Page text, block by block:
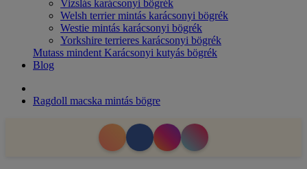
Vizslás karácsonyi bögrék
Welsh terrier mintás karácsonyi bögrék
Westie mintás karácsonyi bögrék
Yorkshire terrieres karácsonyi bögrék
Mutass mindent Karácsonyi kutyás bögrék
Blog
Ragdoll macska mintás bögre